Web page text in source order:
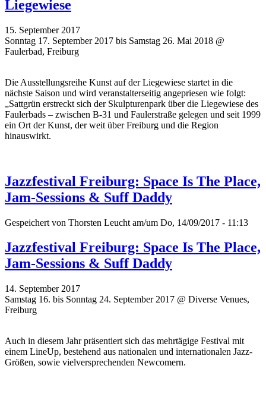
Liegewiese
15. September 2017
Sonntag 17. September 2017 bis Samstag 26. Mai 2018 @
Faulerbad, Freiburg
Die Ausstellungsreihe Kunst auf der Liegewiese startet in die
nächste Saison und wird veranstalterseitig angepriesen wie folgt:
„Sattgrün erstreckt sich der Skulpturenpark über die Liegewiese des
Faulerbads – zwischen B-31 und Faulerstraße gelegen und seit 1999
ein Ort der Kunst, der weit über Freiburg und die Region
hinauswirkt.
Jazzfestival Freiburg: Space Is The Place,
Jam-Sessions & Suff Daddy
Gespeichert von Thorsten Leucht am/um Do, 14/09/2017 - 11:13
Jazzfestival Freiburg: Space Is The Place,
Jam-Sessions & Suff Daddy
14. September 2017
Samstag 16. bis Sonntag 24. September 2017 @ Diverse Venues,
Freiburg
Auch in diesem Jahr präsentiert sich das mehrtägige Festival mit
einem LineUp, bestehend aus nationalen und internationalen Jazz-
Größen, sowie vielversprechenden Newcomern.